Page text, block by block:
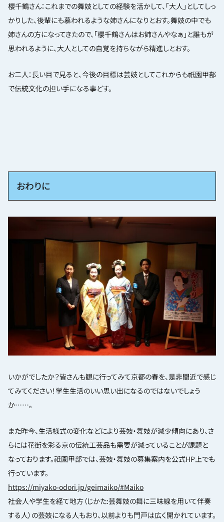
櫻千鶴さん：これまでの舞妓としての経験を活かして、「大人」としてしっ
かりした、後輩にも慕われるような姉さんになりとおす。舞妓の中でも
姉さんの方になってきたので、「櫻千鶴さんはお姉さんやなぁ」と誰もが
思われるように、大人としての自覚を持ちながら精進しとおす。
お二人：長い目で見ると、今後の目標は芸妓としてこれからも祇園甲部
で伝統文化の担い手になる事どす。
おわりに
いかがでしたか？皆さんも観に行ってみて京都の春を、是非間近で感じ
てみてください！学生生活のいい思い出になるのではないでしょう
か……。
また昨今、生活様式の変化などにより芸妓・舞妓が減少傾向にあり、さ
らには花街を彩る京の伝統工芸品も需要が減っていることが課題と
なっております。祇園甲部では、芸妓・舞妓の募集案内を公式HP上でも
行っています。
https://miyako-odori.jp/geimaiko/#Maiko
社会人や学生を経て地方（じかた:芸舞妓の舞に三味線を用いて伴奏
する人）の芸妓になる人もおり、以前よりも門戸は広く開かれています。